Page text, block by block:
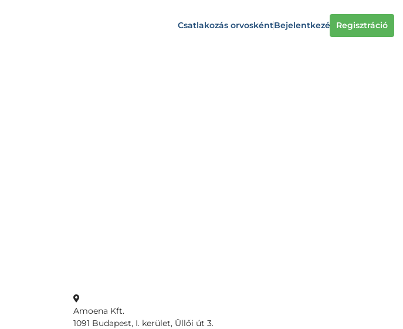
Csatlakozás orvoskéntBejelentkezés Regisztráció
Amoena Kft.
1091 Budapest, I. kerület, Üllői út 3.